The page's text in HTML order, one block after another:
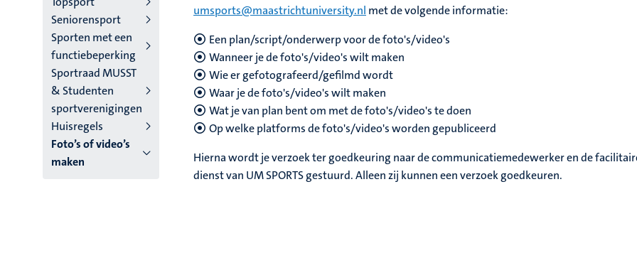
Seniorensport
Sporten met een
functiebeperking
Sportraad MUSST
& Studenten
sportverenigingen
Huisregels
Foto’s of video’s
maken
umsports@maastrichtuniversity.nl met de volgende informatie:
Een plan/script/onderwerp voor de foto's/video's
Wanneer je de foto's/video's wilt maken
Wie er gefotografeerd/gefilmd wordt
Waar je de foto's/video's wilt maken
Wat je van plan bent om met de foto's/video's te doen
Op welke platforms de foto's/video's worden gepubliceerd
Hierna wordt je verzoek ter goedkeuring naar de communicatiemedewerker en de
dienst van UM SPORTS gestuurd. Alleen zij kunnen een verzoek goedkeuren.